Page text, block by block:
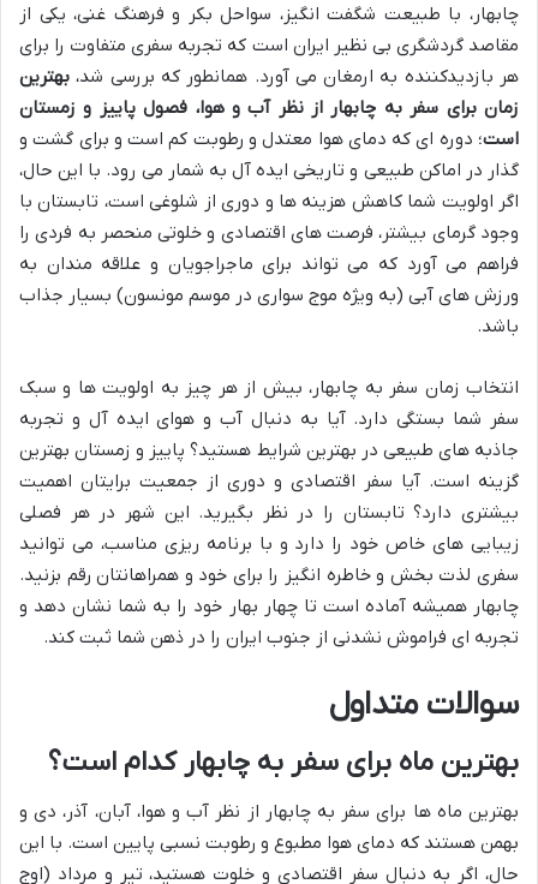
چابهار، با طبیعت شگفت انگیز، سواحل بکر و فرهنگ غنی، یکی از
مقاصد گردشگری بی نظیر ایران است که تجربه سفری متفاوت را برای
هر بازدیدکننده به ارمغان می آورد. همانطور که بررسی شد، بهترین
زمان برای سفر به چابهار از نظر آب و هوا، فصول پاییز و زمستان
است؛ دوره ای که دمای هوا معتدل و رطوبت کم است و برای گشت و
گذار در اماکن طبیعی و تاریخی ایده آل به شمار می رود. با این حال،
اگر اولویت شما کاهش هزینه ها و دوری از شلوغی است، تابستان با
وجود گرمای بیشتر، فرصت های اقتصادی و خلوتی منحصر به فردی را
فراهم می آورد که می تواند برای ماجراجویان و علاقه مندان به
ورزش های آبی (به ویژه موج سواری در موسم مونسون) بسیار جذاب
باشد.
انتخاب زمان سفر به چابهار، بیش از هر چیز به اولویت ها و سبک
سفر شما بستگی دارد. آیا به دنبال آب و هوای ایده آل و تجربه
جاذبه های طبیعی در بهترین شرایط هستید؟ پاییز و زمستان بهترین
گزینه است. آیا سفر اقتصادی و دوری از جمعیت برایتان اهمیت
بیشتری دارد؟ تابستان را در نظر بگیرید. این شهر در هر فصلی
زیبایی های خاص خود را دارد و با برنامه ریزی مناسب، می توانید
سفری لذت بخش و خاطره انگیز را برای خود و همراهانتان رقم بزنید.
چابهار همیشه آماده است تا چهار بهار خود را به شما نشان دهد و
تجربه ای فراموش نشدنی از جنوب ایران را در ذهن شما ثبت کند.
سوالات متداول
بهترین ماه برای سفر به چابهار کدام است؟
بهترین ماه ها برای سفر به چابهار از نظر آب و هوا، آبان، آذر، دی و
بهمن هستند که دمای هوا مطبوع و رطوبت نسبی پایین است. با این
حال، اگر به دنبال سفر اقتصادی و خلوت هستید، تیر و مرداد (اوج